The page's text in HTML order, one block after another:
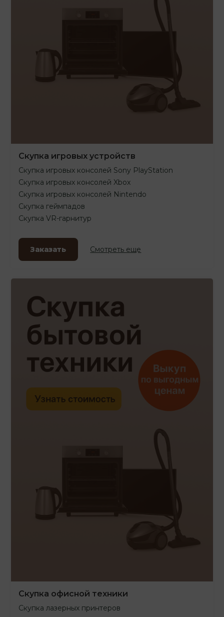
Скупка игровых устройств
Скупка игровых консолей Sony PlayStation
Скупка игровых консолей Xbox
Скупка игровых консолей Nintendo
Скупка геймпадов
Скупка VR-гарнитур
Заказать Смотреть еще
Скупка офисной техники
Скупка лазерных принтеров